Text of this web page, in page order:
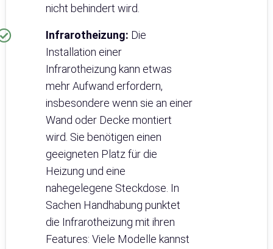
nicht behindert wird.
Infrarotheizung: Die
Installation einer
Infrarotheizung kann etwas
mehr Aufwand erfordern,
insbesondere wenn sie an einer
Wand oder Decke montiert
wird. Sie benötigen einen
geeigneten Platz für die
Heizung und eine
nahegelegene Steckdose. In
Sachen Handhabung punktet
die Infrarotheizung mit ihren
Features: Viele Modelle kannst